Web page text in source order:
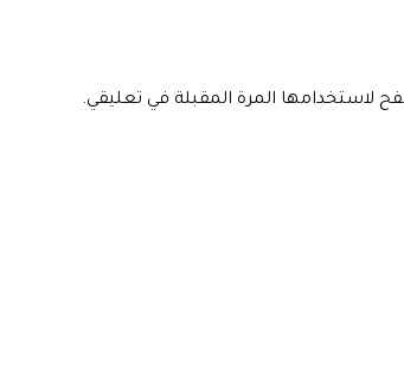
لاستخدامها المرة المقبلة في تعليقي.